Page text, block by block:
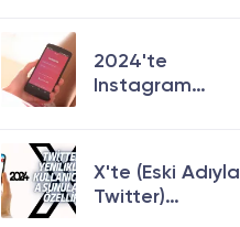
2024'te
Instagram
Etkili Yolları!
X'te (Eski Adıyla
Twitter)